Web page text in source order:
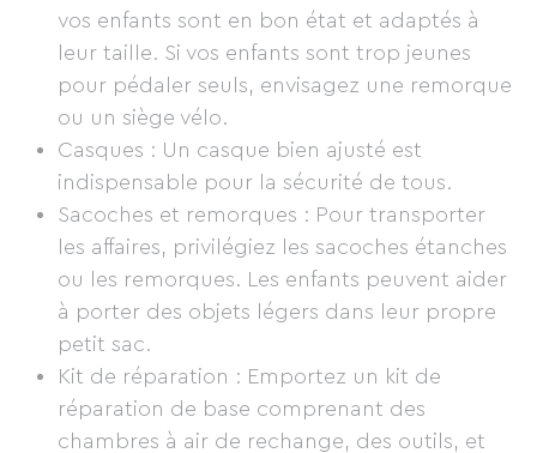
vos enfants sont en bon état et adaptés à
leur taille. Si vos enfants sont trop jeunes
pour pédaler seuls, envisagez une remorque
ou un siège vélo.
Casques : Un casque bien ajusté est
indispensable pour la sécurité de tous.
Sacoches et remorques : Pour transporter
les affaires, privilégiez les sacoches étanches
ou les remorques. Les enfants peuvent aider
à porter des objets légers dans leur propre
petit sac.
Kit de réparation : Emportez un kit de
réparation de base comprenant des
chambres à air de rechange, des outils, et